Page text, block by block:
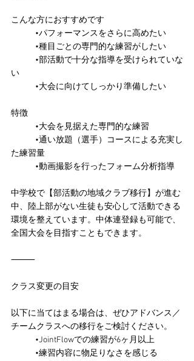
こんな方におすすめです
	•パフォーマンスをさらに高めたい
	•種目ごとの専門的な練習がしたい
い
	•大会に向けてしっかり準備したい
特徴
	•大会を見据えた専門的な練習
た練習量
	•動画撮影を行ったフォーム分析指導
中学校で【部活動の地域クラブ移行】が進む
中、陸上部がない生徒も安心して活動できる
環境を整えています。中体連登録も可能で、
全国大会を目指すこともできます。
⸻
クラス変更の目安
以下に当てはまる場合は、ぜひアドバンス／
チームクラスへの移行をご検討ください。
	•JointFlowでの練習が6ヶ月以上
	•練習内容に物足りなさを感じる